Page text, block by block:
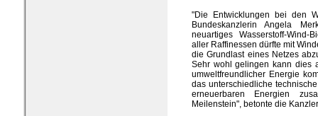
"Die Entwicklungen bei den
Bundeskanzlerin Angela
neuartiges Wasserstoff-Wind-
aller Raffinessen dürfte mit
die Grundlast eines Netzes
Sehr wohl gelingen kann dies
umweltfreundlicher Energie
das unterschiedliche
erneuerbaren Energien
Meilenstein", betonte die